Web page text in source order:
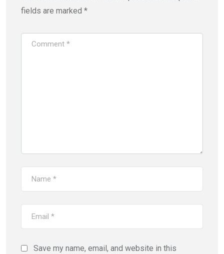
fields are marked *
Save my name, email, and website in this